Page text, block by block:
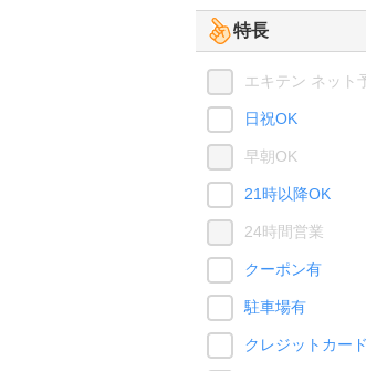
特長
エキテン ネット
日祝OK
早朝OK
21時以降OK
24時間営業
クーポン有
駐車場有
クレジットカー